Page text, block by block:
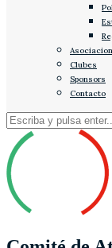
Clubes
Sponsors
Contacto